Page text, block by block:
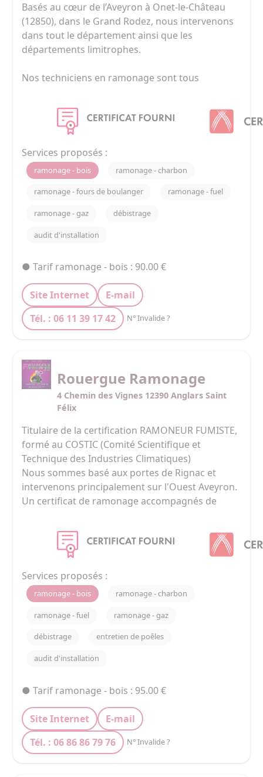
Basés au cœur de l’Aveyron à Onet-le-Château
(12850), dans le Grand Rodez, nous intervenons
dans tout le département ainsi que les
départements limitrophes.
Nos techniciens en ramonage sont tous
délivré par le COSTIC (Comité Scientifique et
Technique des Industries Climatiques).
Grâce à une méthode de travail artisanale et un
matériel de dernière génération, nos ramoneurs
vous garantissent un travail de qualité, soigné et
adapté à vos installations !
Services proposés :
ramonage - bois ramonage - charbon
ramonage - fours de boulanger ramonage - fuel
ramonage - gaz débistrage
audit d'installation
● Tarif ramonage - bois : 90.00 €
Site Internet
E-mail
Tél. : 06 11 39 17 42
N° Invalide ?
Rouergue Ramonage
4 Chemin des Vignes 12390 Anglars Saint
Félix
Titulaire de la certification RAMONEUR FUMISTE,
formé au COSTIC (Comité Scientifique et
Technique des Industries Climatiques)
Nous sommes basé aux portes de Rignac et
intervenons principalement sur l'Ouest Aveyron.
Un certificat de ramonage accompagnés de
ramonage ET un contrôle de la vacuité sont
inclus dans notre prestation
Sécurité, propreté, ponctualité sont nos mots
clefs !
Services proposés :
ramonage - bois ramonage - charbon
ramonage - fuel ramonage - gaz
débistrage entretien de poêles
audit d'installation
● Tarif ramonage - bois : 95.00 €
Site Internet
E-mail
Tél. : 06 86 86 79 76
N° Invalide ?